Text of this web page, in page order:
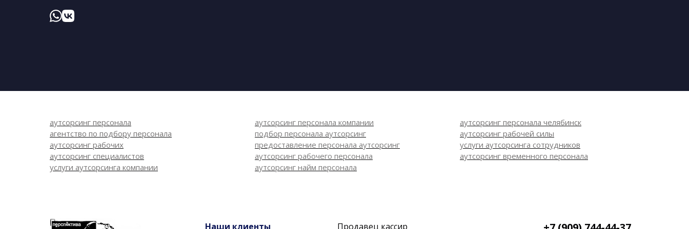
аутсорсинг персонала
агентство по подбору персонала
аутсорсинг рабочих
аутсорсинг специалистов
услуги аутсорсинга компании
аутсорсинг персонала компании
подбор персонала аутсорсинг
предоставление персонала аутсорсинг
аутсорсинг рабочего персонала
аутсорсинг найм персонала
аутсорсинг персонала челябинск
аутсорсинг рабочей силы
услуги аутсорсинга сотрудников
аутсорсинг временного персонала
Продавец кассир
Наши клиенты